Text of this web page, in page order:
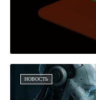
НОВОСТЬ